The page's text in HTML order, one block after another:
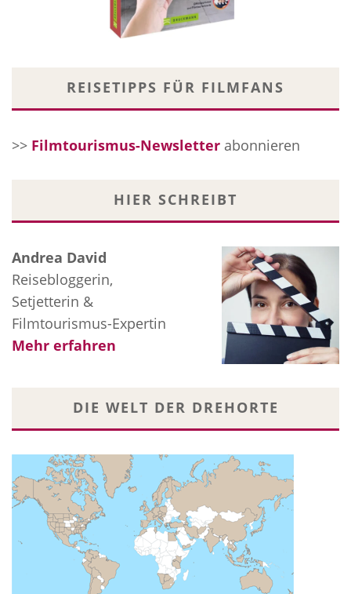
REISETIPPS FÜR FILMFANS
>> Filmtourismus-Newsletter abonnieren
HIER SCHREIBT
Andrea David
Reisebloggerin,
Setjetterin &
Filmtourismus-Expertin
Mehr erfahren
DIE WELT DER DREHORTE